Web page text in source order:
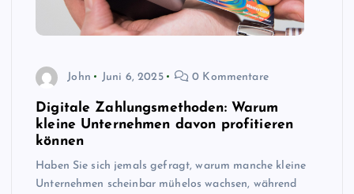
John Juni 6, 2025 0 Kommentare
Digitale Zahlungsmethoden: Warum
kleine Unternehmen davon profitieren
können
Haben Sie sich jemals gefragt, warum manche kleine
Unternehmen scheinbar mühelos wachsen, während